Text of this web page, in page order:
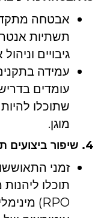
אבטחה
תשתיות
גיבויים
עומדים
שתוכלו
מוגן.
4. שיפור ביצועים תפעוליים
RPO) מינימליים.